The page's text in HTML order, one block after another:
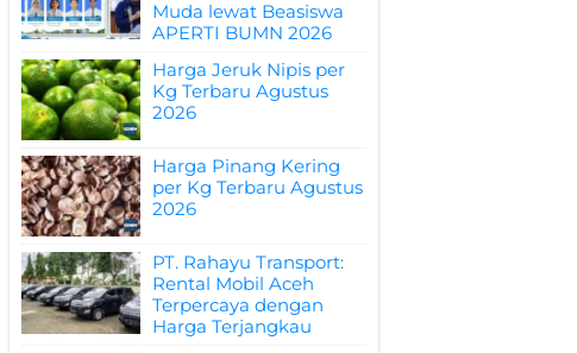
Muda lewat Beasiswa
APERTI BUMN 2026
Harga Jeruk Nipis per
Kg Terbaru Agustus
2026
Harga Pinang Kering
per Kg Terbaru Agustus
2026
PT. Rahayu Transport:
Rental Mobil Aceh
Terpercaya dengan
Harga Terjangkau